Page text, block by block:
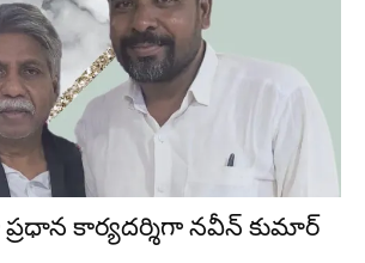
ప్రధాన కార్యదర్శిగా నవీన్ కుమార్